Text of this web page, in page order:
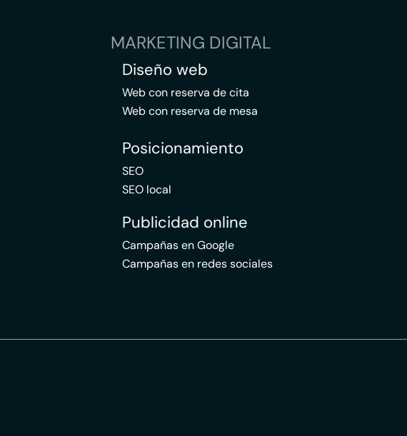
MARKETING DIGITAL
Diseño web
Web con reserva de cita
Web con reserva de mesa
Posicionamiento
SEO
SEO local
Publicidad online
Campañas en Google
Campañas en redes sociales